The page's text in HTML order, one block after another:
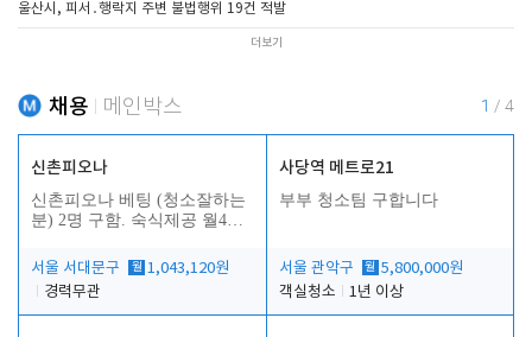
울산시, 피서․행락지 주변 불법행위 19건 적발
더보기
채용 메인박스 1 / 4
신촌피오나
신촌피오나 베팅 (청소잘하는
분) 2명 구함. 숙식제공 월4회
서울 서대문구
월 1,043,120원
경력무관
사당역 메트로21
부부 청소팀 구합니다
서울 관악구 월 5,800,000원
객실청소
1년 이상